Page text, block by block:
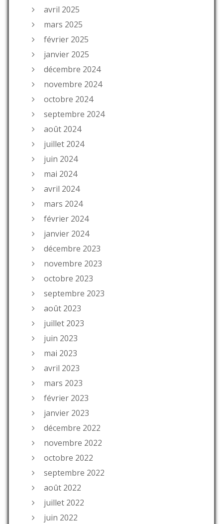
avril 2025
mars 2025
février 2025
janvier 2025
décembre 2024
novembre 2024
octobre 2024
septembre 2024
août 2024
juillet 2024
juin 2024
mai 2024
avril 2024
mars 2024
février 2024
janvier 2024
décembre 2023
novembre 2023
octobre 2023
septembre 2023
août 2023
juillet 2023
juin 2023
mai 2023
avril 2023
mars 2023
février 2023
janvier 2023
décembre 2022
novembre 2022
octobre 2022
septembre 2022
août 2022
juillet 2022
juin 2022